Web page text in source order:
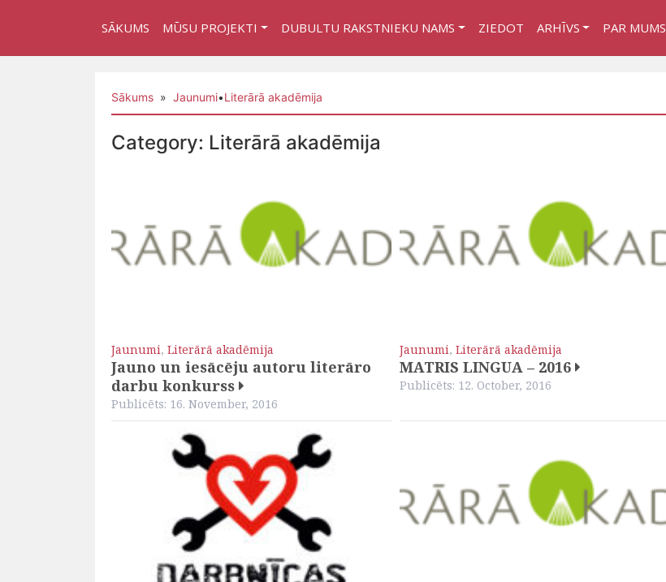
SĀKUMS MŪSU PROJEKTI DUBULTU RAKSTNIEKU NAMS ZIEDOT ARHĪVS PAR MUMS
Sākums » Jaunumi•Literārā akadēmija
Category: Literārā akadēmija
Jaunumi, Literārā akadēmija
Jauno un iesācēju autoru literāro
darbu konkurss
Publicēts: 16. November, 2016
Jaunumi, Literārā akadēmija
MATRIS LINGUA – 2016
Publicēts: 12. October, 2016